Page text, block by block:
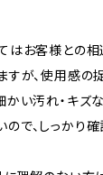
はお客様との
すが、使用感の
い汚れ・キズ
で、しっかり